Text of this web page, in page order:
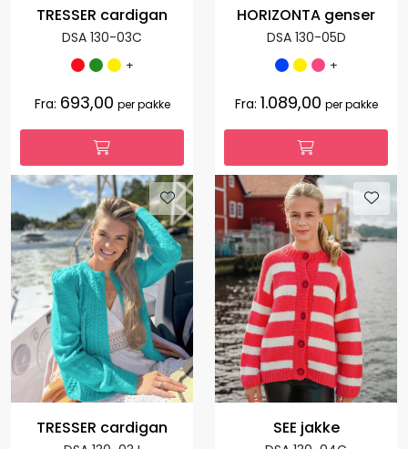
TRESSER cardigan
DSA 130-03C
+
Fra: 693,00 per pakke
HORIZONTA genser
DSA 130-05D
+
Fra: 1.089,00 per pakke
TRESSER cardigan SEE jakke